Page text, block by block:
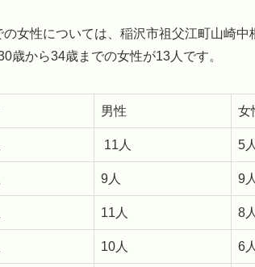
女性については、稲沢市祖父江町山崎中
歳から34歳までの女性が13人です。
男性 女
11人 5人
9人 9人
11人 8人
10人 6人